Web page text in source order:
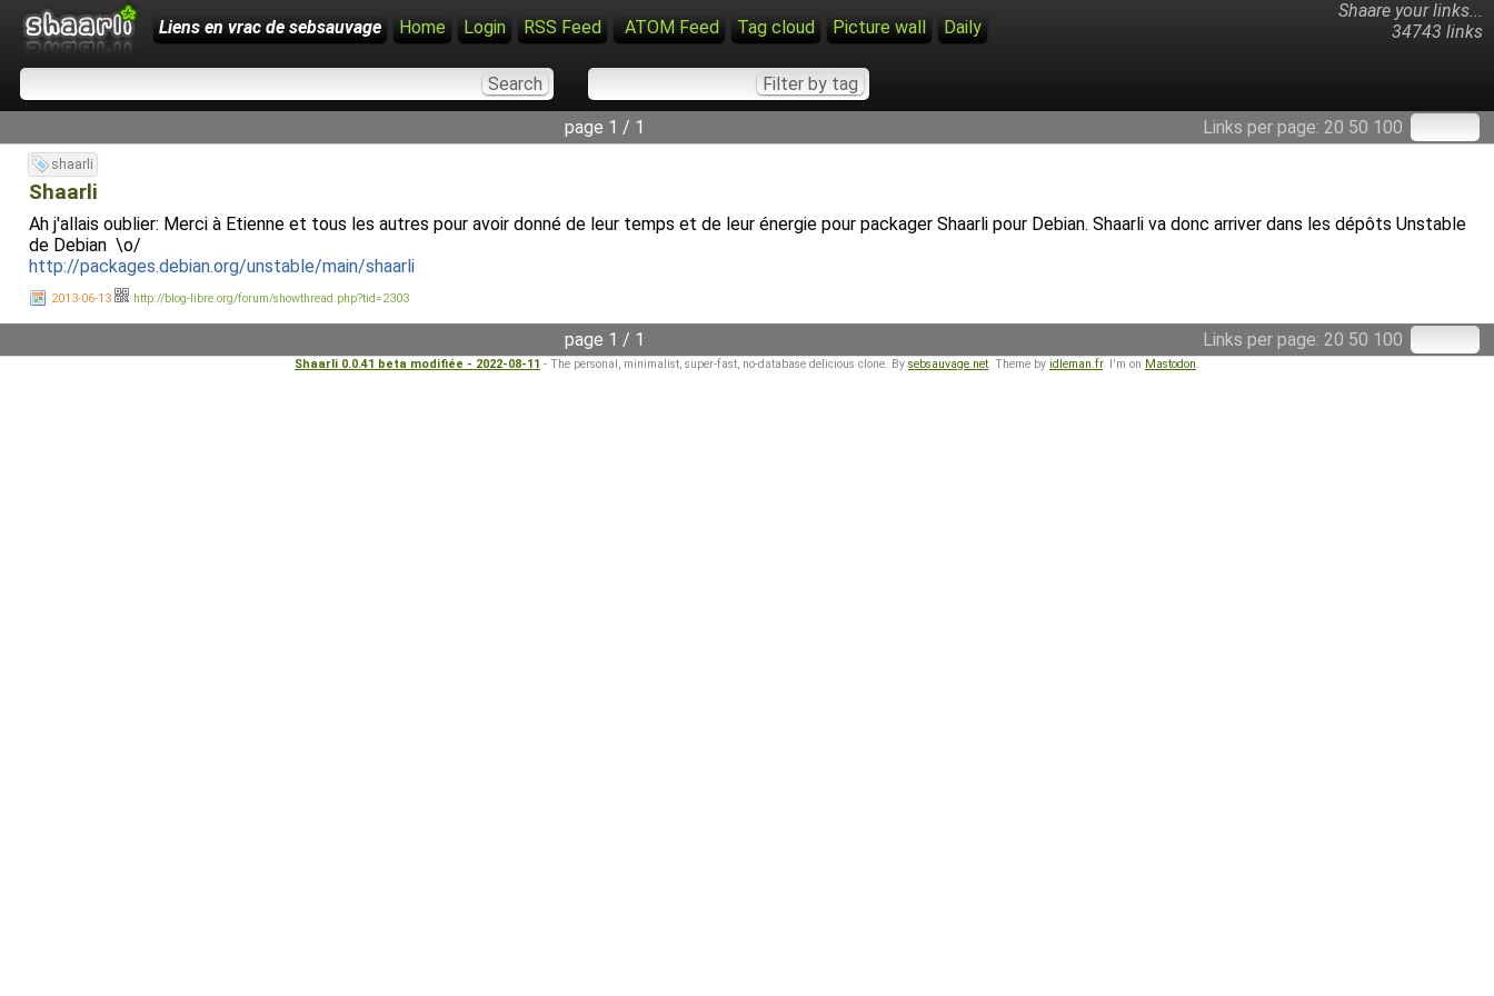
Shaare your links...
34743 links
Liens en vrac de sebsauvage Home Login RSS Feed ATOM Feed Tag cloud Picture wall Daily
Links per page: 20 50 100
page 1 / 1
shaarli
Shaarli
Ah j'allais oublier: Merci à Etienne et tous les autres pour avoir donné de leur temps et de leur énergie pour packager Shaarli pour Debian. Shaarli va donc arriver dans les dépôts Unstable
de Debian \o/
http://packages.debian.org/unstable/main/shaarli
2013-06-13 http://blog-libre.org/forum/showthread.php?tid=2303
Links per page: 20 50 100
page 1 / 1
Shaarli 0.0.41 beta modifiée - 2022-08-11 - The personal, minimalist, super-fast, no-database delicious clone. By sebsauvage.net. Theme by idleman.fr. I'm on Mastodon.